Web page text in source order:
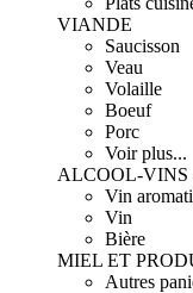
VIANDE
Saucisson
Veau
Volaille
Boeuf
Porc
Voir plus...
ALCOOL-VINS
Vin
Vin
Bière
MIEL ET
Autres